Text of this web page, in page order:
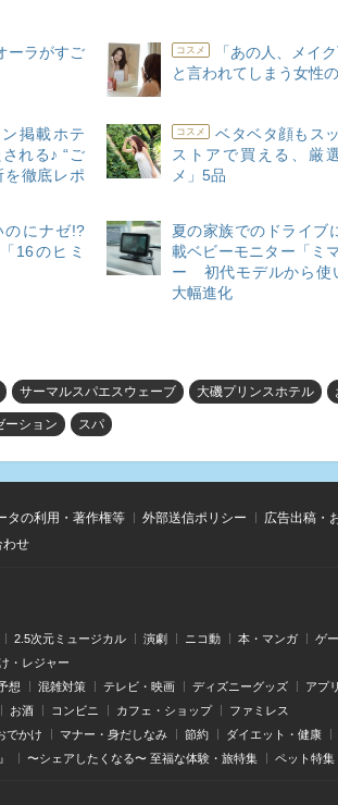
ーラがすご
コスメ
「あの人、メイ
と言われてしまう女性
掲載ホテ
れる♪ “ご
を徹底レポ
コスメ
ベタベタ顔もス
ストアで買える、厳
メ」5品
のにナゼ!?
16のヒミ
夏の家族でのドライブ
載ベビーモニター「ミ
ー 初代モデルから使
大幅進化
サーマルスパエスウェーブ 大磯プリンスホテル
ーション スパ
タの利用・著作権等 外部送信ポリシー
広告出稿・
わせ
2.5次元ミュージカル 演劇 ニコ動 本・マンガ ゲ
・レジャー
想 混雑対策 テレビ・映画 ディズニーグッズ アプ
お酒 コンビニ カフェ・ショップ ファミレス
でかけ マナー・身だしなみ 節約 ダイエット・健康
〜シェアしたくなる〜 至福な体験・旅特集 ペット特集